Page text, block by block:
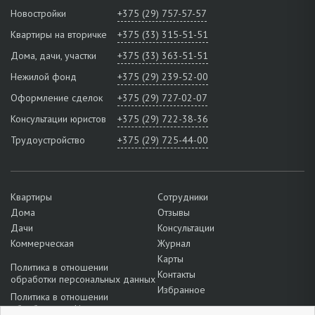
Новостройки
+375 (29) 757-57-57
Квартиры на вторичке
+375 (33) 315-51-51
Дома, дачи, участки
+375 (33) 363-51-51
Нежилой фонд
+375 (29) 239-52-00
Оформление сделок
+375 (29) 727-02-07
Консультации юристов
+375 (29) 722-38-36
Трудоустройство
+375 (29) 725-44-00
Квартиры
Дома
Дачи
Коммерческая
Политика в отношении
обработки персональных данных
Политика в отношении
обработки cookie
Сотрудники
Отзывы
Консультации
Журнал
Карты
Контакты
Избранное